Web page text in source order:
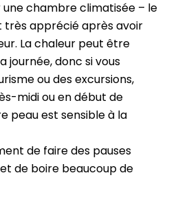
une chambre climatisée – le
apprécié après avoir
La chaleur peut être
journée, donc si vous
ou des excursions,
midi ou en début de
peau est sensible à la
de faire des pauses
de boire beaucoup de